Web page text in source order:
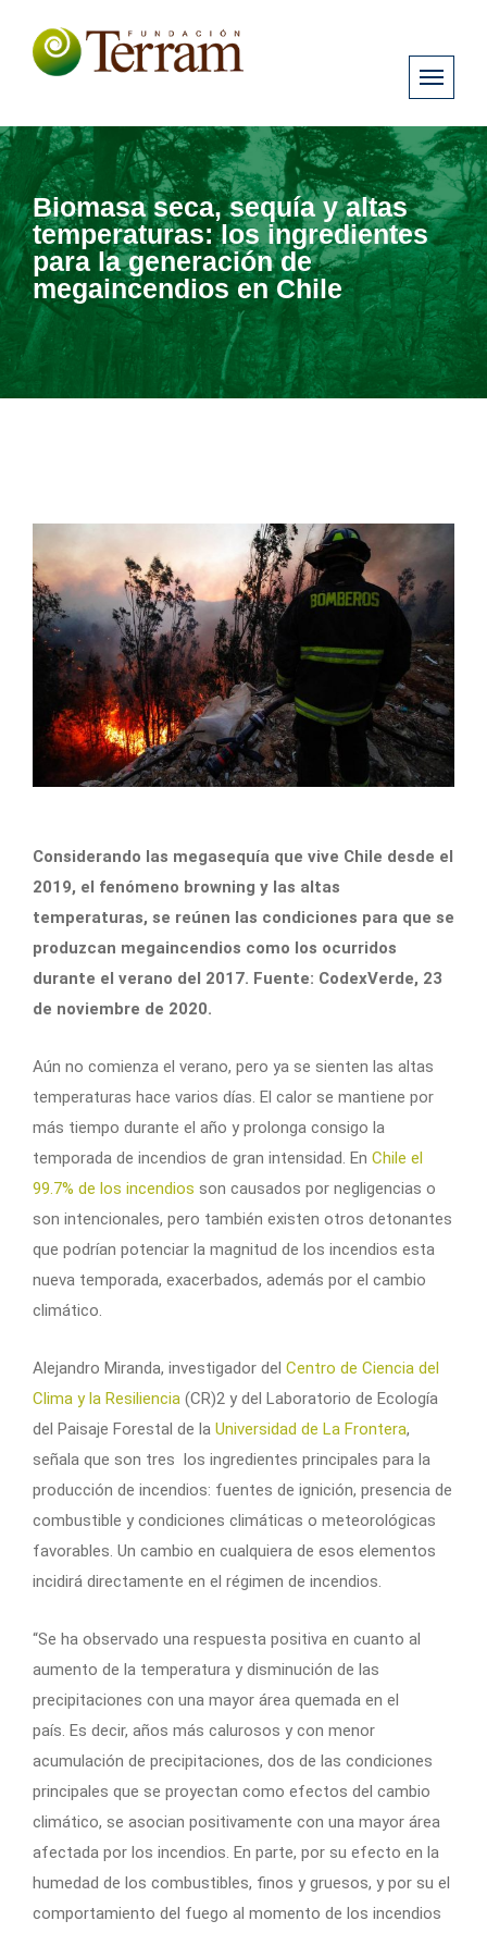
Biomasa seca, sequía y altas
temperaturas: los ingredientes
para la generación de
megaincendios en Chile
Considerando las megasequía que vive Chile desde el
2019, el fenómeno browning y las altas
temperaturas, se reúnen las condiciones para que se
produzcan megaincendios como los ocurridos
durante el verano del 2017. Fuente: CodexVerde, 23
de noviembre de 2020.
Aún no comienza el verano, pero ya se sienten las altas
temperaturas hace varios días. El calor se mantiene por
más tiempo durante el año y prolonga consigo la
temporada de incendios de gran intensidad. En Chile el
99.7% de los incendios son causados por negligencias o
son intencionales, pero también existen otros detonantes
que podrían potenciar la magnitud de los incendios esta
nueva temporada, exacerbados, además por el cambio
climático.
Alejandro Miranda, investigador del Centro de Ciencia del
Clima y la Resiliencia (CR)2 y del Laboratorio de Ecología
del Paisaje Forestal de la Universidad de La Frontera,
señala que son tres los ingredientes principales para la
producción de incendios: fuentes de ignición, presencia de
combustible y condiciones climáticas o meteorológicas
favorables. Un cambio en cualquiera de esos elementos
incidirá directamente en el régimen de incendios.
“Se ha observado una respuesta positiva en cuanto al
aumento de la temperatura y disminución de las
precipitaciones con una mayor área quemada en el
país. Es decir, años más calurosos y con menor
acumulación de precipitaciones, dos de las condiciones
principales que se proyectan como efectos del cambio
climático, se asocian positivamente con una mayor área
afectada por los incendios. En parte, por su efecto en la
humedad de los combustibles, finos y gruesos, y por su el
comportamiento del fuego al momento de los incendios